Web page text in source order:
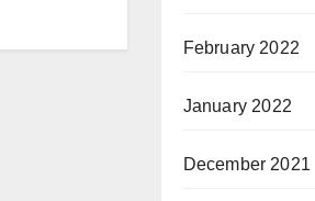
February 2022
January 2022
December 2021